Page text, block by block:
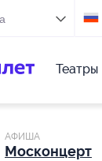
Театры
АФИША
Москонцерт